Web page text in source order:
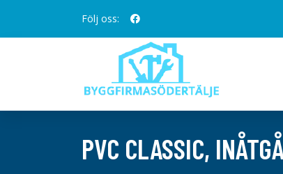
Följ oss:
PVC CLASSIC,